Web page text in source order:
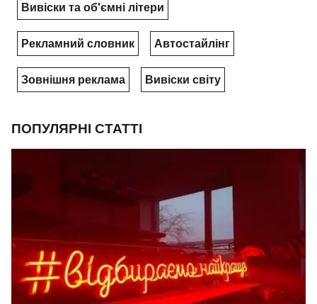
Вивіски та об'ємні літери
Рекламний словник Автостайлінг
Зовнішня реклама Вивіски світу
ПОПУЛЯРНІ СТАТТІ